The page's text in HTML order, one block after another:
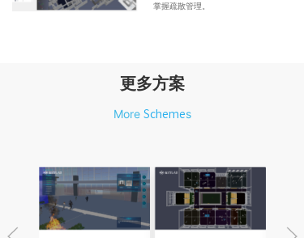
掌握疏散管理。
更多方案
More Schemes